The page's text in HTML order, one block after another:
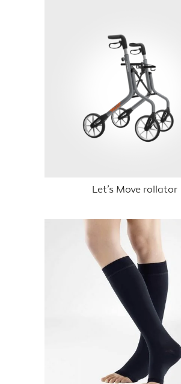
Let’s Move rollator